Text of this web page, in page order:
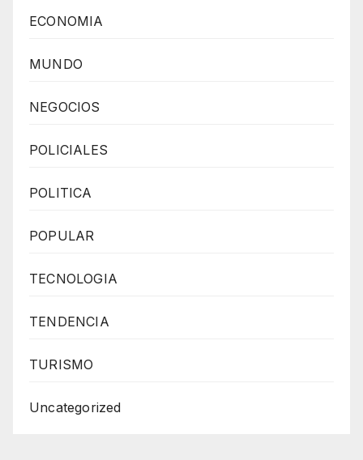
ECONOMIA
MUNDO
NEGOCIOS
POLICIALES
POLITICA
POPULAR
TECNOLOGIA
TENDENCIA
TURISMO
Uncategorized